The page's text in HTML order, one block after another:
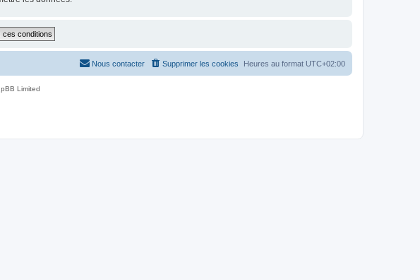
Heures au format UTC+02:00
Supprimer les cookies
Nous contacter
Limited